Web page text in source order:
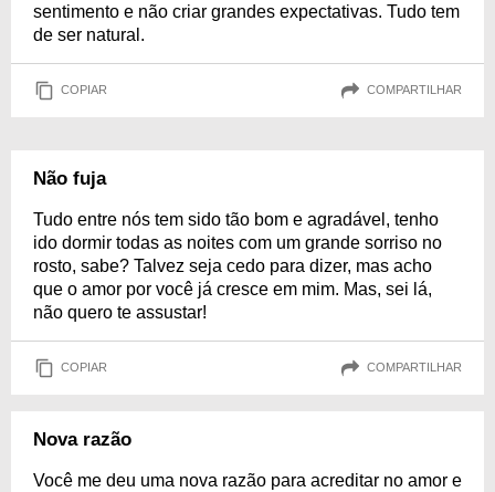
sentimento e não criar grandes expectativas. Tudo tem
de ser natural.
COPIAR COMPARTILHAR
Não fuja
Tudo entre nós tem sido tão bom e agradável, tenho
ido dormir todas as noites com um grande sorriso no
rosto, sabe? Talvez seja cedo para dizer, mas acho
que o amor por você já cresce em mim. Mas, sei lá,
não quero te assustar!
COPIAR COMPARTILHAR
Nova razão
Você me deu uma nova razão para acreditar no amor e